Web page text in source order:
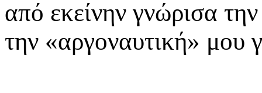
από εκείνην γνώρισα
την «αργοναυτική» μου